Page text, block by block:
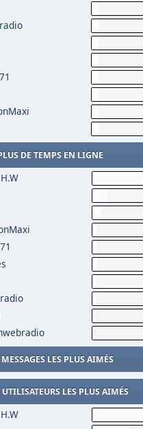
DE TEMPS EN LIGNE
MESSAGES LES PLUS AIMÉS
UTILISATEURS LES PLUS AIMÉS